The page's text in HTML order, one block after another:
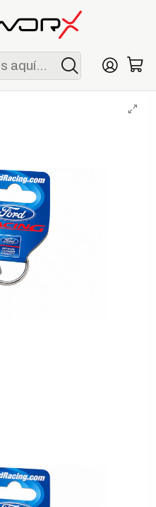
MAYORES A S/ 250
Merchandising
Performance